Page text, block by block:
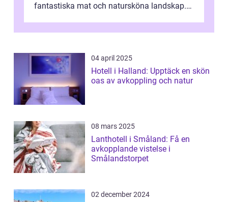
fantastiska mat och natursköna landskap.
04 april 2025
Hotell i Halland: Upptäck en skön
oas av avkoppling och natur
08 mars 2025
Lanthotell i Småland: Få en
avkopplande vistelse i
Smålandstorpet
02 december 2024